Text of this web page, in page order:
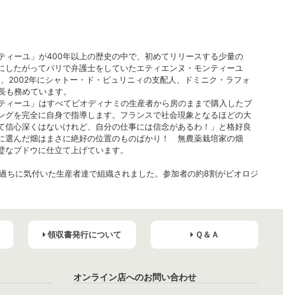
ィーユ」が400年以上の歴史の中で、初めてリリースする少量の
たがってパリで弁護士をしていたエティエンヌ・モンティーユ
2002年にシャトー・ド・ピュリニィの支配人、ドミニク・ラフォ
務めています。
ーユ」はすべてビオディナミの生産者から房のままで購入したブ
を完全に自身で指導します。フランスで社会現象となるほどの大
心深くはないけれど、自分の仕事には信念があるわ！」と格好良
選んだ畑はまさに絶好の位置のものばかり！ 無農薬栽培家の畑
ブドウに仕立て上げています。
に気付いた生産者達で組織されました。参加者の約8割がビオロジ
領収書発行について Ｑ＆Ａ
オンライン店へのお問い合わせ